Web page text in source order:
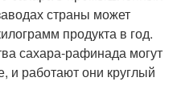
страны может
продукта в год.
сахара-рафинада могут
и работают они круглый